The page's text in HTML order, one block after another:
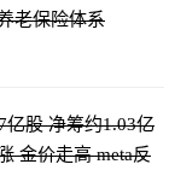
老保险体系
亿股 净筹约1.03亿
金价走高 meta反